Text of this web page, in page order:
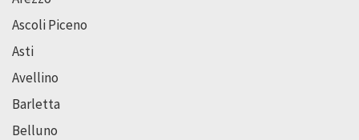
Ascoli Piceno
Asti
Avellino
Barletta
Belluno